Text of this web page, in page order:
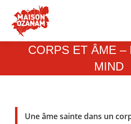
CORPS ET ÂME –
MIND
Une âme sainte dans un